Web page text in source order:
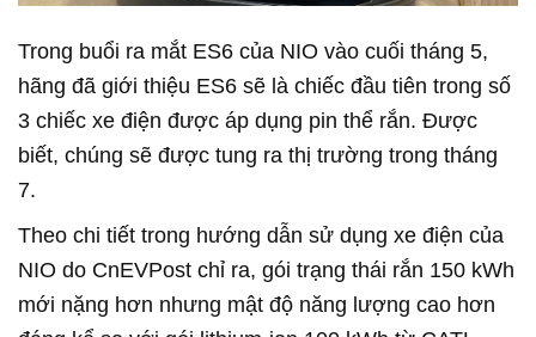
Trong buổi ra mắt ES6 của NIO vào cuối tháng 5,
hãng đã giới thiệu ES6 sẽ là chiếc đầu tiên trong số
3 chiếc xe điện được áp dụng pin thể rắn. Được
biết, chúng sẽ được tung ra thị trường trong tháng
7.
Theo chi tiết trong hướng dẫn sử dụng xe điện của
NIO do CnEVPost chỉ ra, gói trạng thái rắn 150 kWh
mới nặng hơn nhưng mật độ năng lượng cao hơn